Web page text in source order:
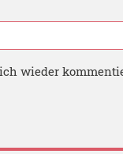
wieder